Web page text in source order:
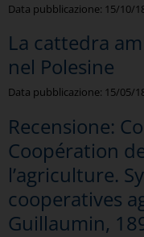
Data pubblicazione: 15/10/
La cattedra
nel Polesine
Data pubblicazione: 15/05/
Recensione:
Coopération
l’agriculture.
cooperatives
Guillaumin,